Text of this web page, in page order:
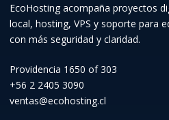
EcoHosting acompaña proyectos
local, hosting, VPS y soporte para
con más seguridad y claridad.
Providencia 1650 of 303
+56 2 2405 3090
ventas@ecohosting.cl